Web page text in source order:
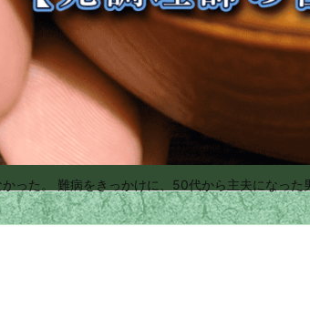
った。 難病をきっかけに、50代から主夫になった